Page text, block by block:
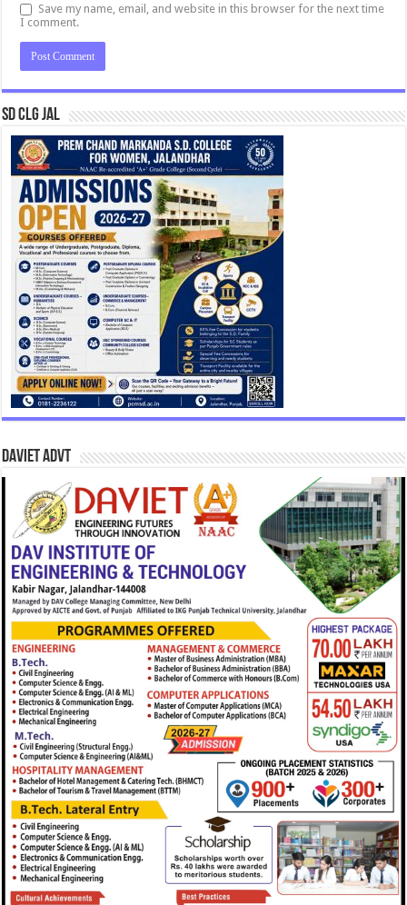
Save my name, email, and website in this browser for the next time
I comment.
SD CLG JAL
DAVIET Advt